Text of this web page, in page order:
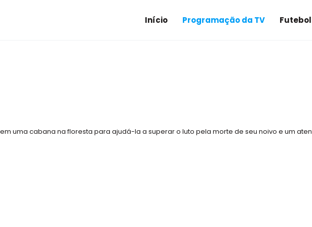
Início Programação da TV
uma cabana na floresta para ajudá-la a superar o luto pela morte de seu noivo e um